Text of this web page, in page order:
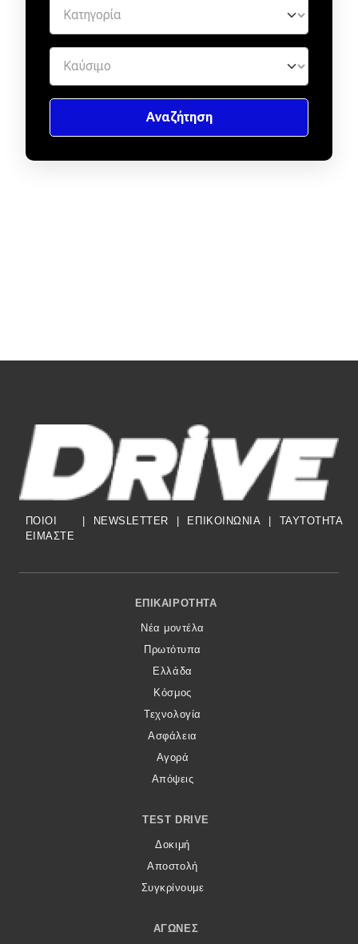
ΠΟΙΟΙ
ΕΙΜΑΣΤΕ
NEWSLETTER ΕΠΙΚΟΙΝΩΝΙΑ TAYTOTHTA
Footer Menu
ΕΠΙΚΑΙΡΌΤΗΤΑ
Νέα μοντέλα
Πρωτότυπα
Ελλάδα
Κόσμος
Τεχνολογία
Ασφάλεια
Αγορά
Απόψεις
TEST DRIVE
Δοκιμή
Αποστολή
Συγκρίνουμε
ΑΓΏΝΕΣ